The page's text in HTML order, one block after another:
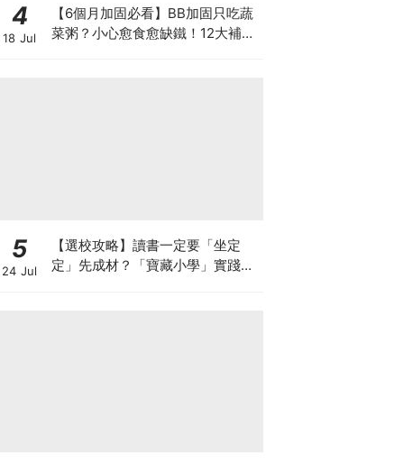
4
18 Jul
【6個月加固必看】BB加固只吃蔬
菜粥？小心愈食愈缺鐵！12大補鐵
5
24 Jul
【選校攻略】讀書一定要「坐定
定」先成材？「寶藏小學」實踐動